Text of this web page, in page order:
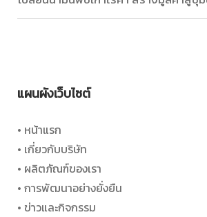
แผนผังเว็บไซต์
• หน้าแรก
• เกี่ยวกับบริษัท
• ผลิตภัณฑ์ของเรา
• การพัฒนาอย่างยั่งยืน
• ข่าวและกิจกรรม